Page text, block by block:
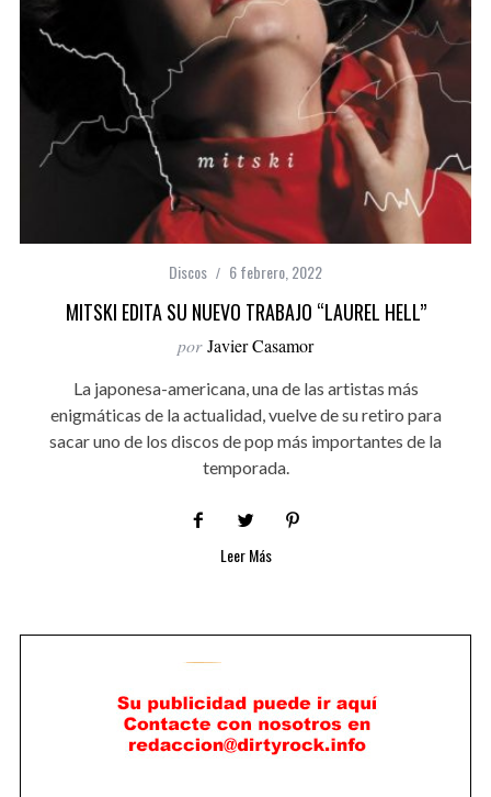
Discos 6 febrero, 2022
MITSKI EDITA SU NUEVO TRABAJO “LAUREL HELL”
por Javier Casamor
La japonesa-americana, una de las artistas más
enigmáticas de la actualidad, vuelve de su retiro para
sacar uno de los discos de pop más importantes de la
temporada.
Leer Más